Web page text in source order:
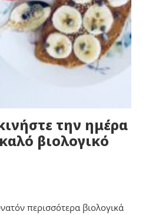
την ημέρα
βιολογικό
περισσότερα βιολογικά